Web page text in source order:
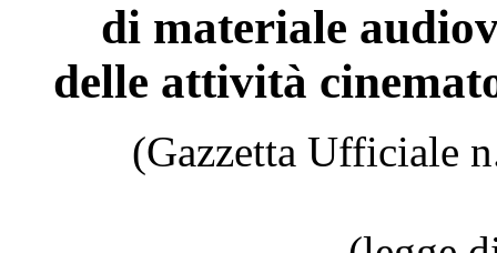
di materiale
delle attività
(Gazzetta Ufficiale